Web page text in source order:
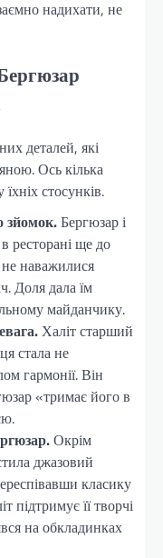
надихати, не
деталей, які
Ось кілька
стосунків.
зйомок.Бергюзар і
ресторані ще до
наважилися
Доля дала їм
майданчику.
Халіт старший
стала не
гармонії. Він
«тримає його в
Окрім
джазовий
класику
підтримує її творчі
на обкладинках